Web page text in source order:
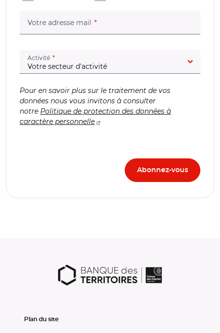
Votre adresse mail (champ obligatoire)
Activité (champ obligatoire)
Pour en savoir plus sur le traitement de vos
données nous vous invitons à consulter
notre Politique de protection des données à
caractère personnelle
Plan du site